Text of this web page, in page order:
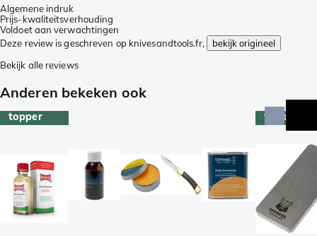
Algemene indruk
Prijs-kwaliteitsverhouding
Voldoet aan verwachtingen
Deze review is geschreven op knivesandtools.fr,
bekijk origineel
Bekijk alle reviews
Anderen bekeken ook
topper topper